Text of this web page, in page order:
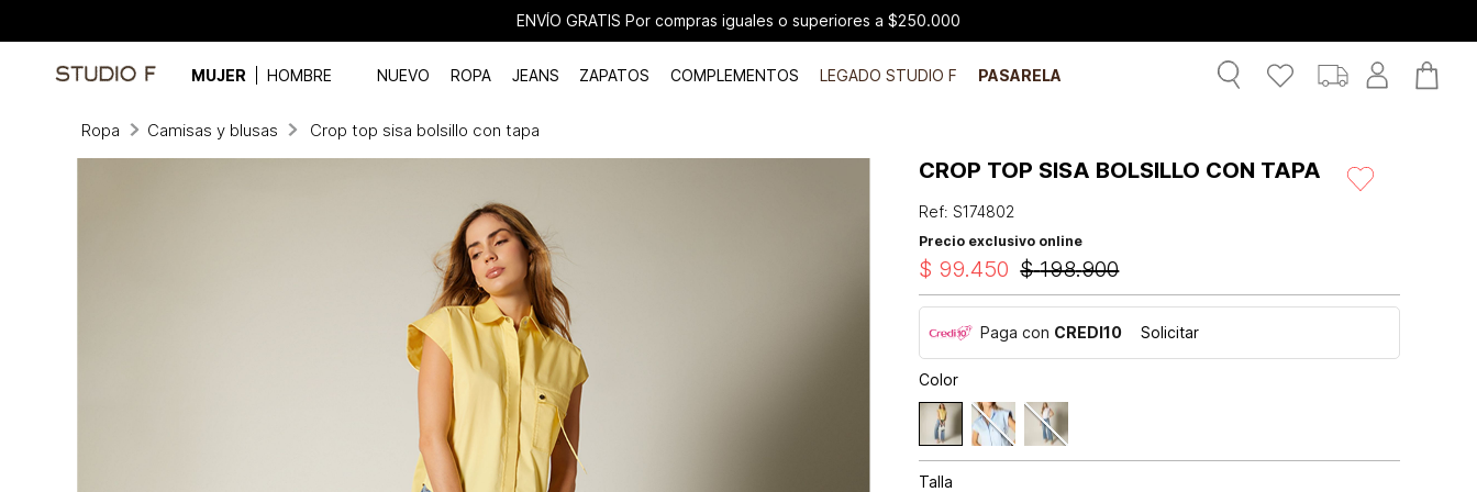
ENVÍO GRATIS Por compras iguales o superiores a $250.000
MUJER HOMBRE NUEVO ROPA JEANS ZAPATOS COMPLEMENTOS LEGADO STUDIO F PASARELA
Ropa Camisas y blusas Crop top sisa bolsillo con tapa
CROP TOP SISA BOLSILLO CON TAPA
Ref:S174802
Precio exclusivo online
$ 198.900
$ 99.450
Paga con CREDI10 Solicitar
Color
Talla